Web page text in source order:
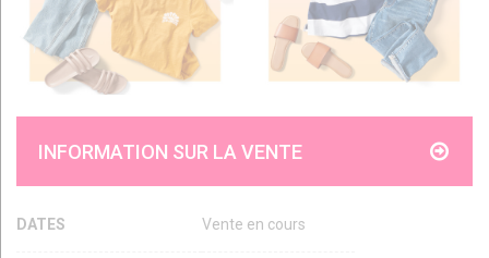
INFORMATION SUR LA VENTE
DATES Vente en cours